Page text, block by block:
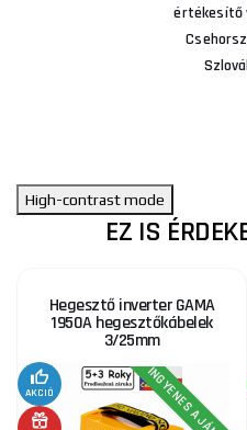
értékesítő
High-contrast mode
EZ IS
Hegesztő inverter GAMA
1950A hegesztőkábelek
3/25mm
AKCIÓ INGYENES AJÁNDÉK